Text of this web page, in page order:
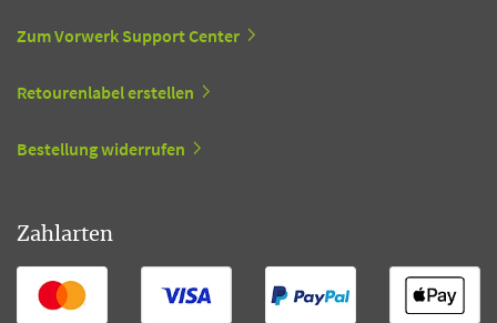
Zum Vorwerk Support Center
Retourenlabel erstellen
Bestellung widerrufen
Zahlarten